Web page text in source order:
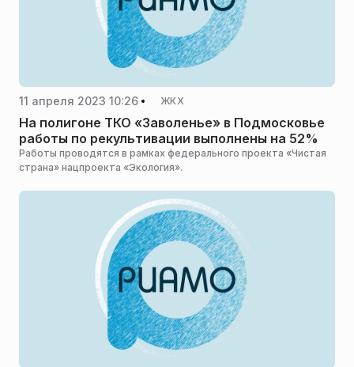
11 апреля 2023 10:26 ЖКХ
На полигоне ТКО «Заволенье» в Подмосковье
работы по рекультивации выполнены на 52%
Работы проводятся в рамках федерального проекта «Чистая
страна» нацпроекта «Экология».